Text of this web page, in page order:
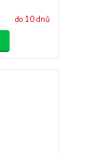
do 10 dnů